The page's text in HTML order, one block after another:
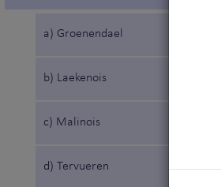
a) Groenendael
b) Laekenois
c) Malinois
d) Tervueren